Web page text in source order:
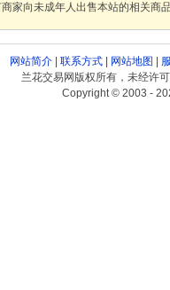
家向未成年人出售本站的相关商
网站简介| 联系方式| 网站地图
兰花交易网版权所有，未经许
Copyright © 2003 -